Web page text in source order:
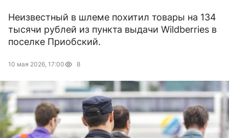
Неизвестный в шлеме похитил товары на 134
тысячи рублей из пункта выдачи Wildberries в
поселке Приобский.
10 мая 2026, 17:00 8